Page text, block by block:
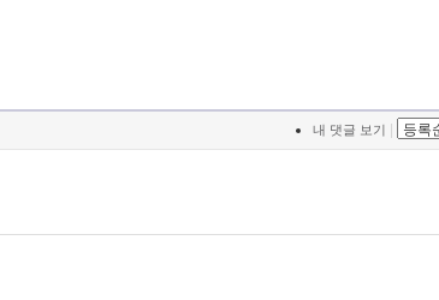
내 댓글 보기 |